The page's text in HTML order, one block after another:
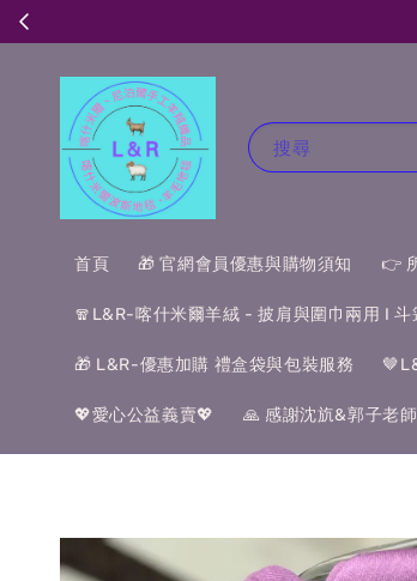
搜尋
首頁 🎁 官網會員優惠與購物須知 👉
🧣L&R-喀什米爾羊絨 - 披肩與圍巾兩用 I 斗
🎁 L&R-優惠加購 禮盒袋與包裝服務
💖愛心公益義賣💖 🙏 感謝沈斻&郭子老